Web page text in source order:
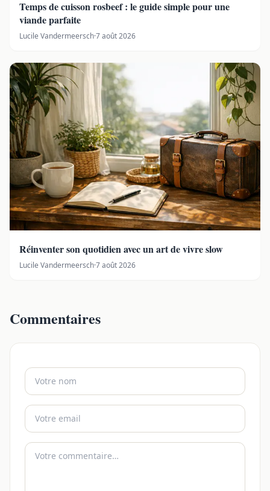
Temps de cuisson rosbeef : le guide simple pour une
viande parfaite
Lucile Vandermeersch·7 août 2026
Réinventer son quotidien avec un art de vivre slow
Lucile Vandermeersch·7 août 2026
Commentaires